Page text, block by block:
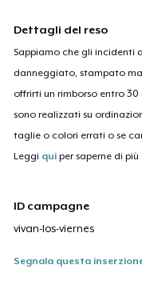
Dettagli del reso
Sappiamo che gli incidenti
danneggiato, stampato
offrirti un rimborso entro
sono realizzati su
taglie o colori errati o se
Leggi qui per saperne di
ID campagne
vivan-los-viernes
Segnala questa